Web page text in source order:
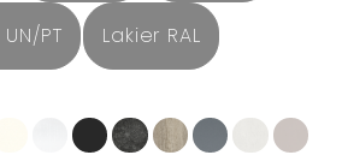
PT Lakier RAL